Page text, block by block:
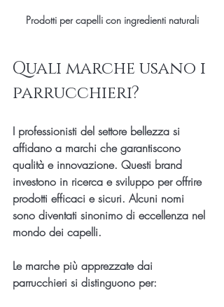
Prodotti per capelli con ingredienti naturali
Quali marche usano i
parrucchieri?
I professionisti del settore bellezza si
affidano a marchi che garantiscono
qualità e innovazione. Questi brand
investono in ricerca e sviluppo per offrire
prodotti efficaci e sicuri. Alcuni nomi
sono diventati sinonimo di eccellenza nel
mondo dei capelli.
Le marche più apprezzate dai
parrucchieri si distinguono per: